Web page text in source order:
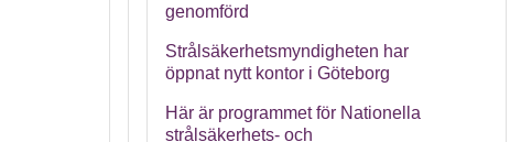
genomförd
Strålsäkerhetsmyndigheten har
öppnat nytt kontor i Göteborg
Här är programmet för Nationella
strålsäkerhets- och